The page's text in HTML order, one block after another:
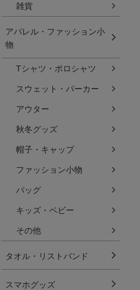
雑貨
アパレル・ファッション小
物
Tシャツ・ポロシャツ
スウェット・パーカー
アウター
秋冬グッズ
帽子・キャップ
ファッション小物
バッグ
キッズ・ベビー
その他
タオル・リストバンド
スマホグッズ